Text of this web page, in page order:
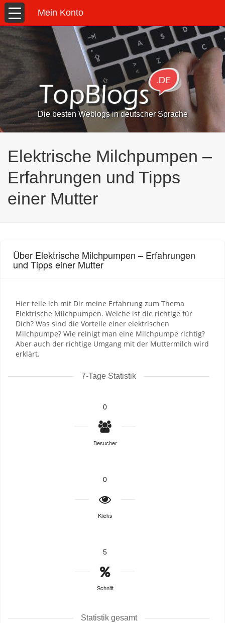
Mein Konto
Die besten Weblogs in deutscher Sprache
Elektrische Milchpumpen –
Erfahrungen und Tipps
einer Mutter
Über Elektrische Milchpumpen – Erfahrungen
und Tipps einer Mutter
Hier teile ich mit Dir meine Erfahrung zum Thema
Elektrische Milchpumpen. Welche ist die richtige für
Dich? Was sind die Vorteile einer elektrischen
Milchpumpe? Wie reinigt man eine Milchpumpe richtig?
Aber auch der richtige Umgang mit der Muttermilch wird
erklärt.
7-Tage Statistik
0
Besucher
0
Klicks
5
Schnitt
Statistik gesamt